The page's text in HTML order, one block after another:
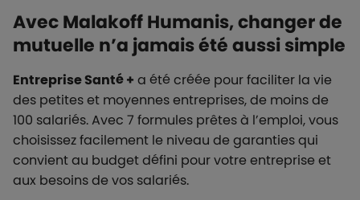
Avec Malakoff Humanis, changer de
mutuelle n’a jamais été aussi simple
Entreprise Santé + a été créée pour faciliter la vie
des petites et moyennes entreprises, de moins de
100 salariés. Avec 7 formules prêtes à l’emploi, vous
choisissez facilement le niveau de garanties qui
convient au budget défini pour votre entreprise et
aux besoins de vos salariés.